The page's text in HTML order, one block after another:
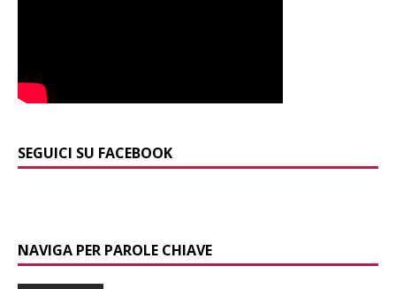
SEGUICI SU FACEBOOK
NAVIGA PER PAROLE CHIAVE